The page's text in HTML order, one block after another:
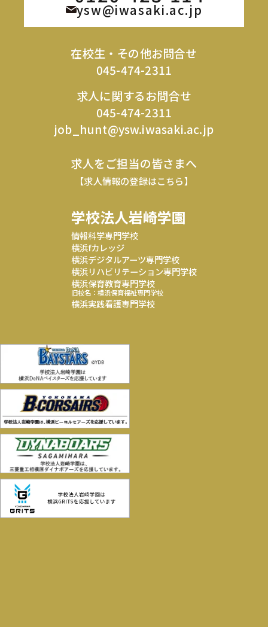
ysw@iwasaki.ac.jp
在校生・その他お問合せ
045-474-2311
求人に関するお問合せ
045-474-2311
job_hunt@ysw.iwasaki.ac.jp
求人をご担当の皆さまへ
【求人情報の登録はこちら】
学校法人岩崎学園
情報科学専門学校
横浜fカレッジ
横浜デジタルアーツ専門学校
横浜リハビリテーション専門学校
横浜保育教育専門学校
旧校名：横浜保育福祉専門学校
横浜実践看護専門学校